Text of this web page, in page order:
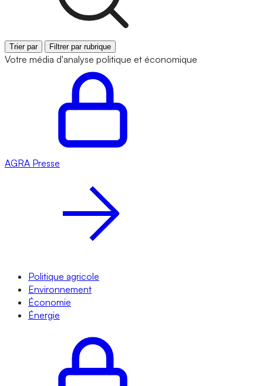
Trier par Filtrer par rubrique
Votre média d'analyse politique et économique
AGRA Presse
Politique agricole
Environnement
Économie
Énergie